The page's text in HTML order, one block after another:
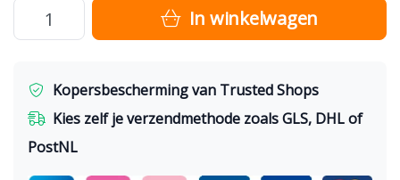
In winkelwagen
Kopersbescherming van Trusted Shops
Kies zelf je verzendmethode zoals GLS, DHL of
PostNL